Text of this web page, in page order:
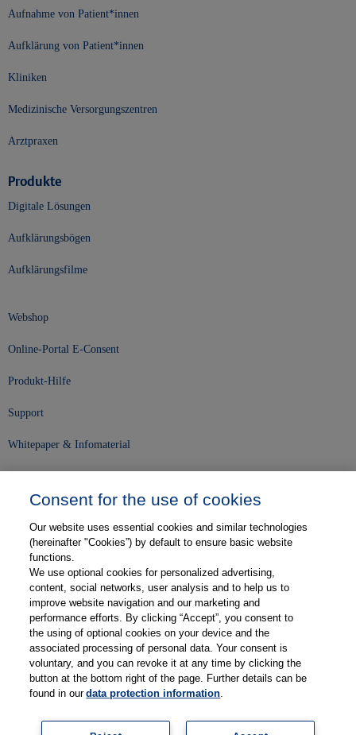
Aufnahme von Patient*innen
Aufklärung von Patient*innen
Kliniken
Medizinische Versorgungszentren
Arztpraxen
Produkte
Digitale Lösungen
Aufklärungsbögen
Aufklärungsfilme
Webshop
Online-Portal E-Consent
Produkt-Hilfe
Support
Whitepaper & Infomaterial
Karriere
Kontakt
Web-Semniare
Anwenderberichte
Partner
Consent for the use of cookies
Our website uses essential cookies and similar technologies
(hereinafter "Cookies”) by default to ensure basic website
functions.
We use optional cookies for personalized advertising,
content, social networks, user analysis and to help us to
improve website navigation and our marketing and
performance efforts. By clicking “Accept”, you consent to
the using of optional cookies on your device and the
associated processing of personal data. Your consent is
voluntary, and you can revoke it at any time by clicking the
button at the bottom right of the page. Further details can be
found in ourdata protection information.